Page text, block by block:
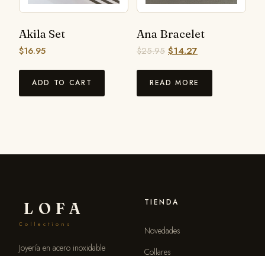
Akila Set
$16.95
ADD TO CART
Ana Bracelet
$25.95 $14.27
READ MORE
LOFA
Collections
Joyería en acero inoxidable
TIENDA
Novedades
Collares